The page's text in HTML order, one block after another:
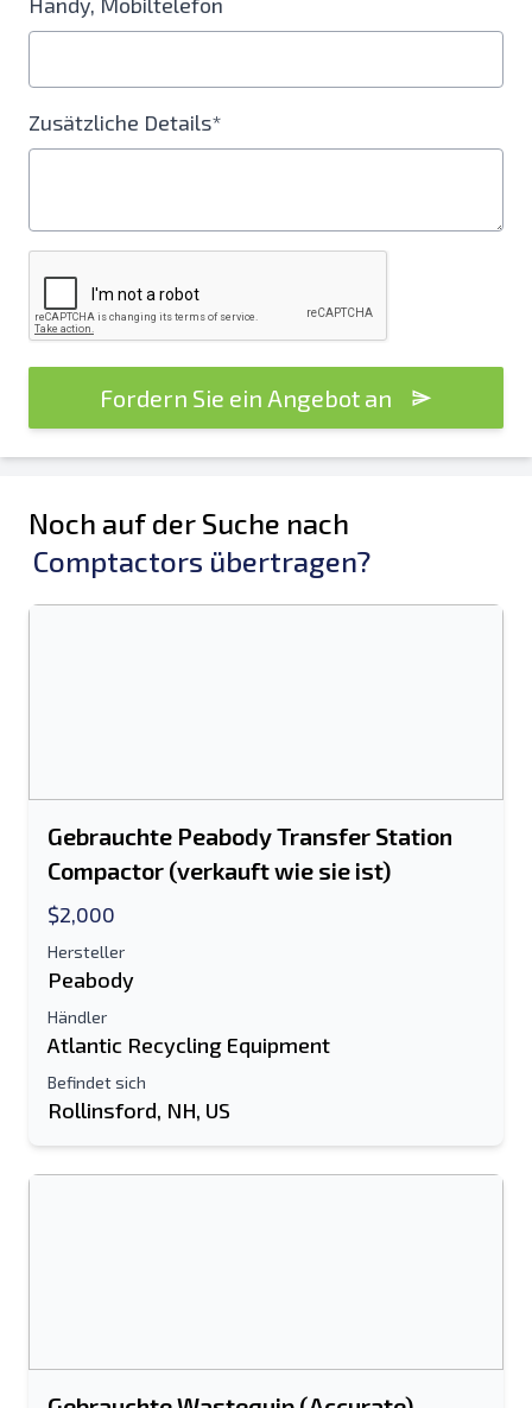
Zusätzliche Details*
Fordern Sie ein Angebot an
Noch auf der Suche nach
Comptactors übertragen?
Gebrauchte Peabody Transfer Station
Compactor (verkauft wie sie ist)
$2,000
Hersteller
Peabody
Händler
Atlantic Recycling Equipment
Befindet sich
Rollinsford, NH, US
An einen Freund senden